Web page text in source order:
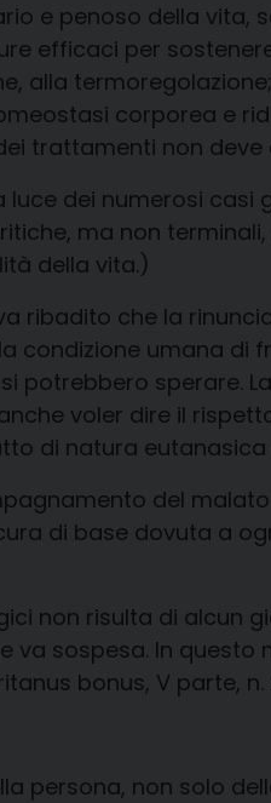
e penoso della vita,
efficaci per
alla
corporea e
trattamenti non
dei numerosi
ma non
della vita.)
ribadito che la
condizione umana di
potrebbero sperare.
voler dire il
di natura eutanasica
del
di base dovuta a
non risulta di alcun
va sospesa. In questo
bonus, V parte, n.
persona, non solo